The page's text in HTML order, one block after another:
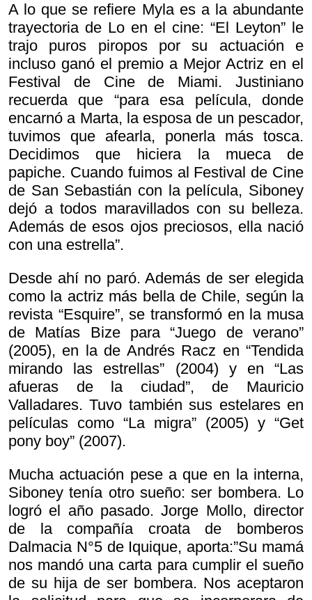
A lo que se refiere Myla es a la abundante
trayectoria de Lo en el cine: “El Leyton” le
trajo puros piropos por su actuación e
incluso ganó el premio a Mejor Actriz en el
Festival de Cine de Miami. Justiniano
recuerda que “para esa película, donde
encarnó a Marta, la esposa de un pescador,
tuvimos que afearla, ponerla más tosca.
Decidimos que hiciera la mueca de
papiche. Cuando fuimos al Festival de Cine
de San Sebastián con la película, Siboney
dejó a todos maravillados con su belleza.
Además de esos ojos preciosos, ella nació
con una estrella”.
Desde ahí no paró. Además de ser elegida
como la actriz más bella de Chile, según la
revista “Esquire”, se transformó en la musa
de Matías Bize para “Juego de verano”
(2005), en la de Andrés Racz en “Tendida
mirando las estrellas” (2004) y en “Las
afueras de la ciudad”, de Mauricio
Valladares. Tuvo también sus estelares en
películas como “La migra” (2005) y “Get
pony boy” (2007).
Mucha actuación pese a que en la interna,
Siboney tenía otro sueño: ser bombera. Lo
logró el año pasado. Jorge Mollo, director
de la compañía croata de bomberos
Dalmacia N°5 de Iquique, aporta:”Su mamá
nos mandó una carta para cumplir el sueño
de su hija de ser bombera. Nos aceptaron